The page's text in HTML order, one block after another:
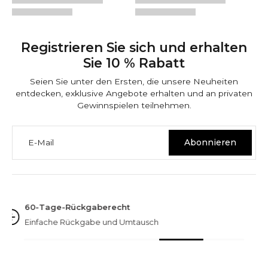
Registrieren Sie sich und erhalten
Sie 10 % Rabatt
Seien Sie unter den Ersten, die unsere Neuheiten
entdecken, exklusive Angebote erhalten und an privaten
Gewinnspielen teilnehmen.
E-Mail Abonnieren
Hervorragend bewertet
Über 3.000 Bewertungen